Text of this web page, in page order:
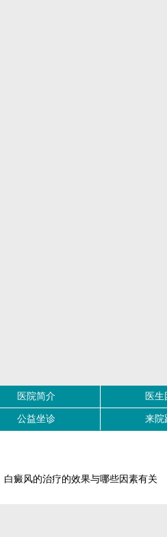
医院简介 医生
公益坐诊 来院
白癜风的治疗的效果与哪些因素有关